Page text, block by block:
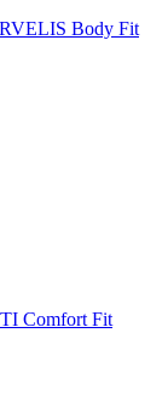
Body Fit
Comfort Fit